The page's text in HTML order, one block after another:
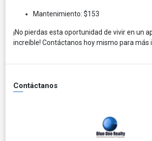
Mantenimiento: $153
¡No pierdas esta oportunidad de vivir en un
increíble! Contáctanos hoy mismo para más
Contáctanos